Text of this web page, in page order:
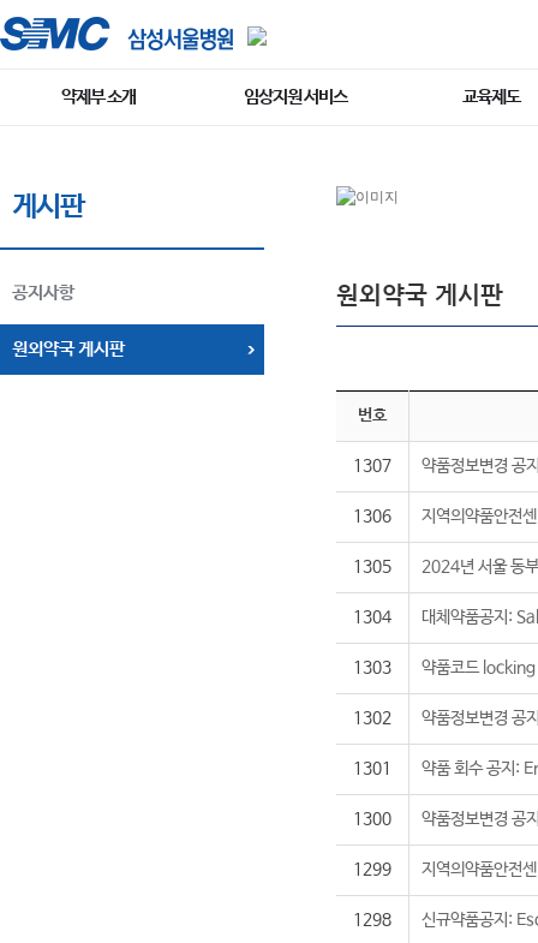
약제부 소개 임상지원 서비스 교육제도
게시판
공지사항
원외약국 게시판
원외약국 게시판
번호
1307 약품정보변경
1306 지역의약품안전
1305 2024년 서울 동
1304 대체약품공지:
1303 약품코드
1302 약품정보변경
1301 약품 회수 공지:
1300 약품정보변경
1299 지역의약품안전
1298 신규약품공지: